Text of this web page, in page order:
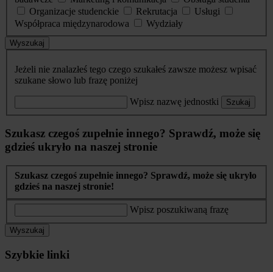
Organizacje studenckie
Rekrutacja
Usługi
Współpraca międzynarodowa
Wydziały
Wyszukaj
Jeżeli nie znalazłeś tego czego szukałeś zawsze możesz wpisać
szukane słowo lub frazę poniżej
Wpisz nazwę jednostki Szukaj
Szukasz czegoś zupełnie innego? Sprawdź, może się
gdzieś ukryło na naszej stronie
Szukasz czegoś zupełnie innego? Sprawdź, może się ukryło
gdzieś na naszej stronie!
Wpisz poszukiwaną frazę
Wyszukaj
Szybkie linki